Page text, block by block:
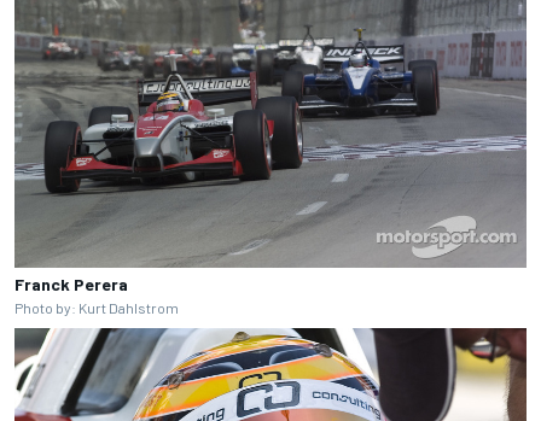
Franck Perera
Photo by: Kurt Dahlstrom